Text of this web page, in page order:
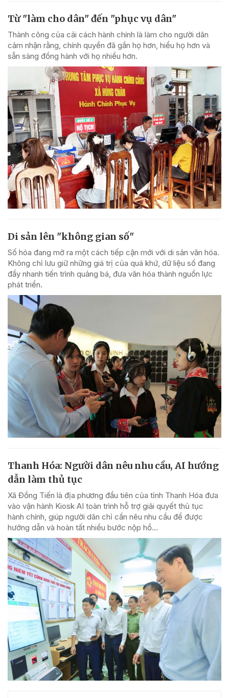
Từ "làm cho dân" đến "phục vụ dân"
Thành công của cải cách hành chính là làm cho người dân
cảm nhận rằng, chính quyền đã gần họ hơn, hiểu họ hơn và
sẵn sàng đồng hành với họ nhiều hơn.
Di sản lên "không gian số"
Số hóa đang mở ra một cách tiếp cận mới với di sản văn hóa.
Không chỉ lưu giữ những giá trị của quá khứ, dữ liệu số đang
đẩy nhanh tiến trình quảng bá, đưa văn hóa thành nguồn lực
phát triển.
Thanh Hóa: Người dân nêu nhu cầu, AI hướng
dẫn làm thủ tục
Xã Đồng Tiến là địa phương đầu tiên của tỉnh Thanh Hóa đưa
vào vận hành Kiosk AI toàn trình hỗ trợ giải quyết thủ tục
hành chính, giúp người dân chỉ cần nêu nhu cầu để được
hướng dẫn và hoàn tất nhiều bước nộp hồ...